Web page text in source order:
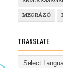
MEGRÁZÓ
TRANSLATE